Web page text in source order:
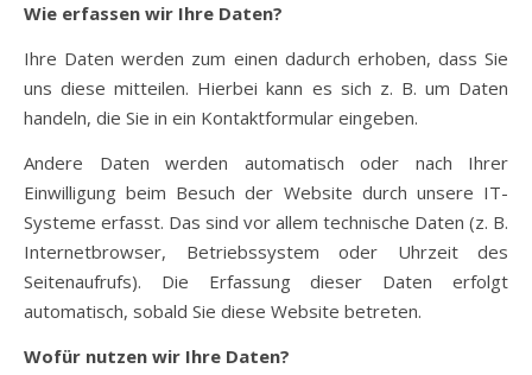
Wie erfassen wir Ihre Daten?
Ihre Daten werden zum einen dadurch erhoben, dass Sie
uns diese mitteilen. Hierbei kann es sich z. B. um Daten
handeln, die Sie in ein Kontaktformular eingeben.
Andere Daten werden automatisch oder nach Ihrer
Einwilligung beim Besuch der Website durch unsere IT-
Systeme erfasst. Das sind vor allem technische Daten (z. B.
Internetbrowser, Betriebssystem oder Uhrzeit des
Seitenaufrufs). Die Erfassung dieser Daten erfolgt
automatisch, sobald Sie diese Website betreten.
Wofür nutzen wir Ihre Daten?